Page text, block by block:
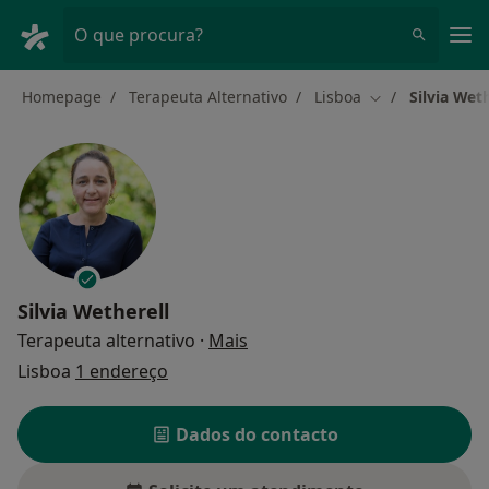
O que procura?
Homepage Terapeuta Alternativo Lisboa Mudar de
Silvia
Silvia Wetherell
Terapeuta alternativo · Mais
Lisboa 1 endereço
Dados do contacto